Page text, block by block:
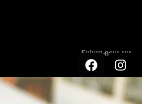
Suivez-nous sur